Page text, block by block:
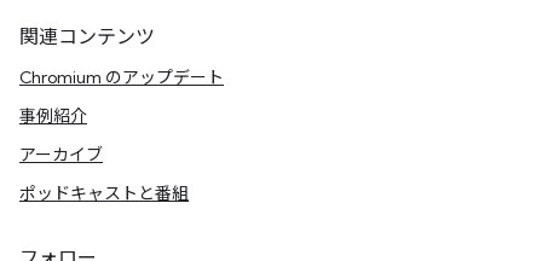
関連コンテンツ
Chromium のアップデート
事例紹介
アーカイブ
ポッドキャストと番組